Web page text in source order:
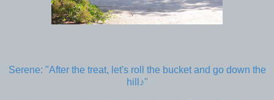
Serene: "After the treat, let's roll the bucket and go down the
hill♪"